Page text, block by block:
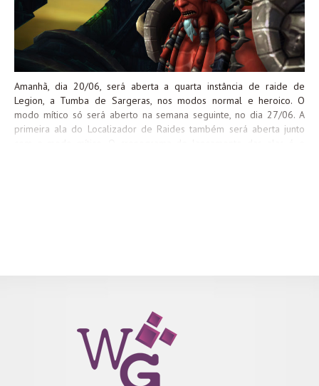
Amanhã, dia 20/06, será aberta a quarta instância de raide de
Legion, a Tumba de Sargeras, nos modos normal e heroico. O
modo mítico só será aberto na semana seguinte, no dia 27/06. A
primeira ala do Localizador de Raides também será aberta junto